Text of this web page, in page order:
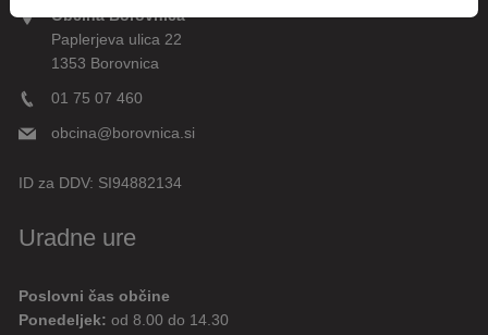
Občina Borovnica
Paplerjeva ulica 22
1353 Borovnica
01 75 07 460
obcina@borovnica.si
ID za DDV: SI94882134
Uradne ure
Poslovni čas občine
Ponedeljek: od 8.00 do 14.30